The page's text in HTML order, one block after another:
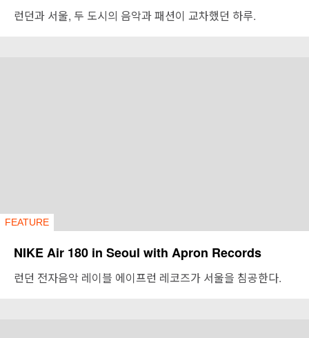
런던과 서울, 두 도시의 음악과 패션이 교차했던 하루.
FEATURE
NIKE Air 180 in Seoul with Apron Records
런던 전자음악 레이블 에이프런 레코즈가 서울을 침공한다.